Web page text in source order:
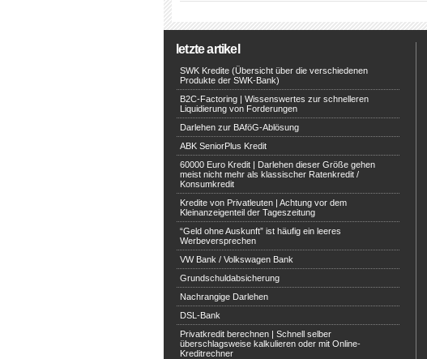
letzte artikel
SWK Kredite (Übersicht über die verschiedenen
Produkte der SWK-Bank)
B2C-Factoring | Wissenswertes zur schnelleren
Liquidierung von Forderungen
Darlehen zur BAföG-Ablösung
ABK SeniorPlus Kredit
60000 Euro Kredit | Darlehen dieser Größe gehen
meist nicht mehr als klassischer Ratenkredit /
Konsumkredit
Kredite von Privatleuten | Achtung vor dem
Kleinanzeigenteil der Tageszeitung
“Geld ohne Auskunft” ist häufig ein leeres
Werbeversprechen
VW Bank / Volkswagen Bank
Grundschuldabsicherung
Nachrangige Darlehen
DSL-Bank
Privatkredit berechnen | Schnell selber
überschlagsweise kalkulieren oder mit Online-
Kreditrechner